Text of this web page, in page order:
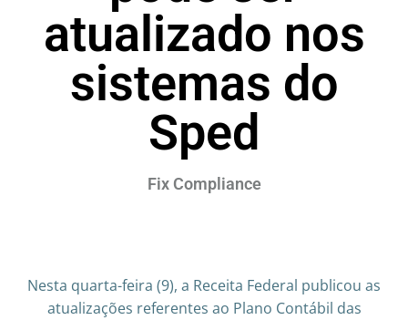
atualizado nos
sistemas do
Sped
Fix Compliance
Nesta quarta-feira (9), a Receita Federal publicou as
atualizações referentes ao Plano Contábil das